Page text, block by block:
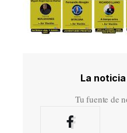
La
Tu fuente de